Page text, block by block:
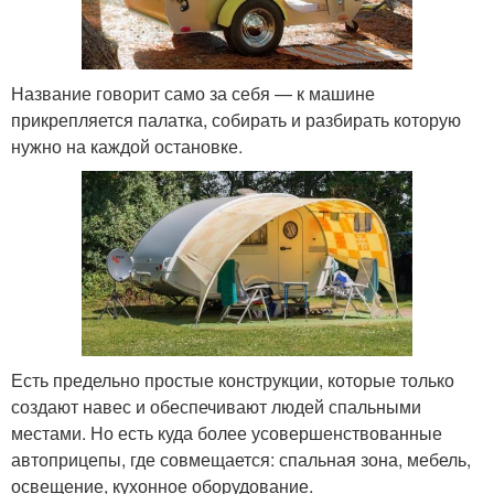
Название говорит само за себя — к машине
прикрепляется палатка, собирать и разбирать которую
нужно на каждой остановке.
Есть предельно простые конструкции, которые только
создают навес и обеспечивают людей спальными
местами. Но есть куда более усовершенствованные
автоприцепы, где совмещается: спальная зона, мебель,
освещение, кухонное оборудование.